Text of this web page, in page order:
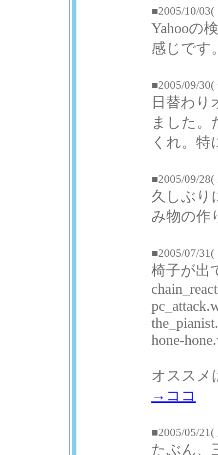
■2005/10/03(
Yahooの
感じです
■2005/09/30(
日替わ
ました。
くれ。特
■2005/09/28(
久しぶり
み物の作
■2005/07/31(
椅子が出
hone-
オススメ
→ココ
■2005/05/21(
たぶん、